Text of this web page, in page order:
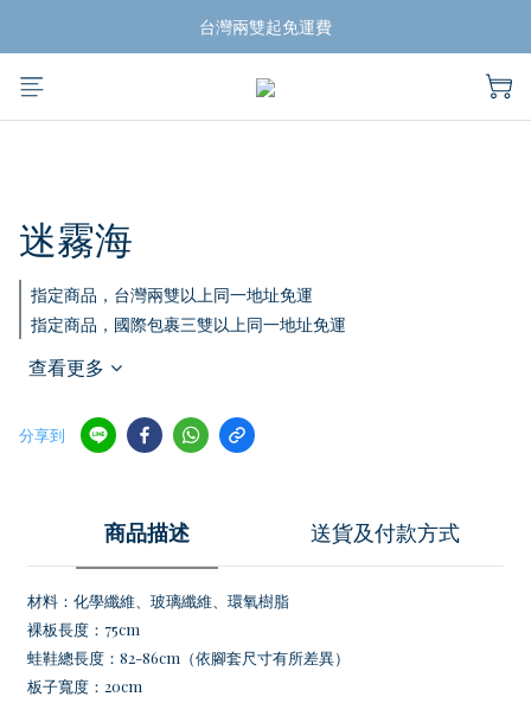
揪團買蛙鞋，折扣帶回家
台灣兩雙起免運費
揪團買蛙鞋，折扣帶回家
迷霧海
指定商品，台灣兩雙以上同一地址免運
指定商品，國際包裹三雙以上同一地址免運
查看更多
分享到
商品描述 送貨及付款方式
材料：化學纖維、玻璃纖維、環氧樹脂
裸板長度：75cm
蛙鞋總長度：82-86cm（依腳套尺寸有所差異）
板子寬度：20cm